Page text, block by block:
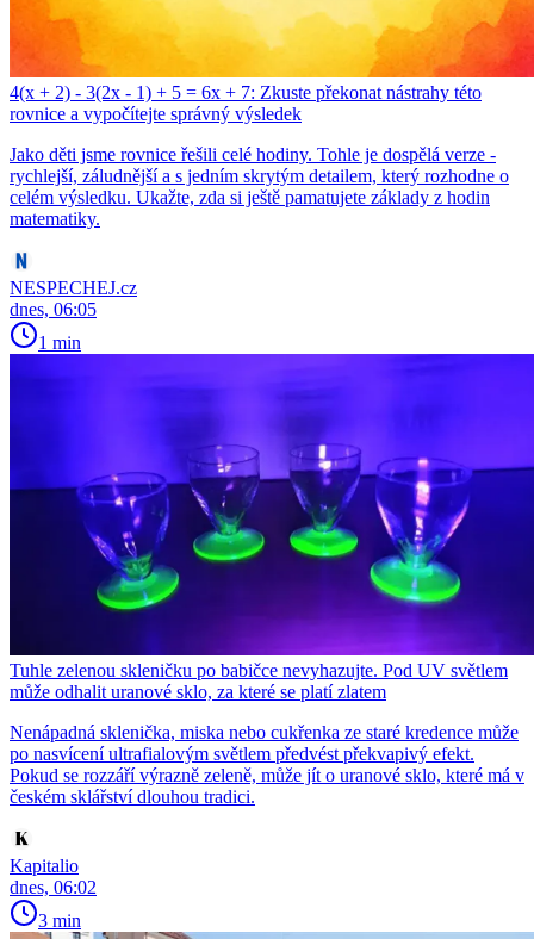
4(x + 2) - 3(2x - 1) + 5 = 6x + 7: Zkuste překonat nástrahy této
rovnice a vypočítejte správný výsledek
Jako děti jsme rovnice řešili celé hodiny. Tohle je dospělá verze -
rychlejší, záludnější a s jedním skrytým detailem, který rozhodne o
celém výsledku. Ukažte, zda si ještě pamatujete základy z hodin
matematiky.
NESPECHEJ.cz
dnes, 06:05
1 min
Tuhle zelenou skleničku po babičce nevyhazujte. Pod UV světlem
může odhalit uranové sklo, za které se platí zlatem
Nenápadná sklenička, miska nebo cukřenka ze staré kredence může
po nasvícení ultrafialovým světlem předvést překvapivý efekt.
Pokud se rozzáří výrazně zeleně, může jít o uranové sklo, které má v
českém sklářství dlouhou tradici.
Kapitalio
dnes, 06:02
3 min